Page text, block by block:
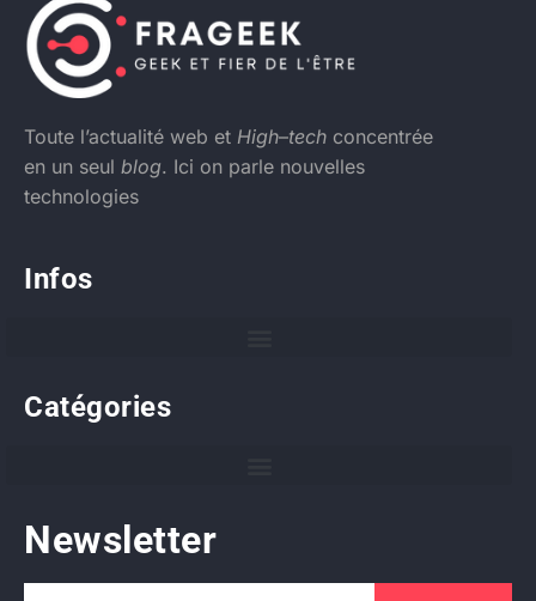
Toute l’actualité web et High–tech concentrée
en un seul blog. Ici on parle nouvelles
technologies
Infos
Catégories
Newsletter